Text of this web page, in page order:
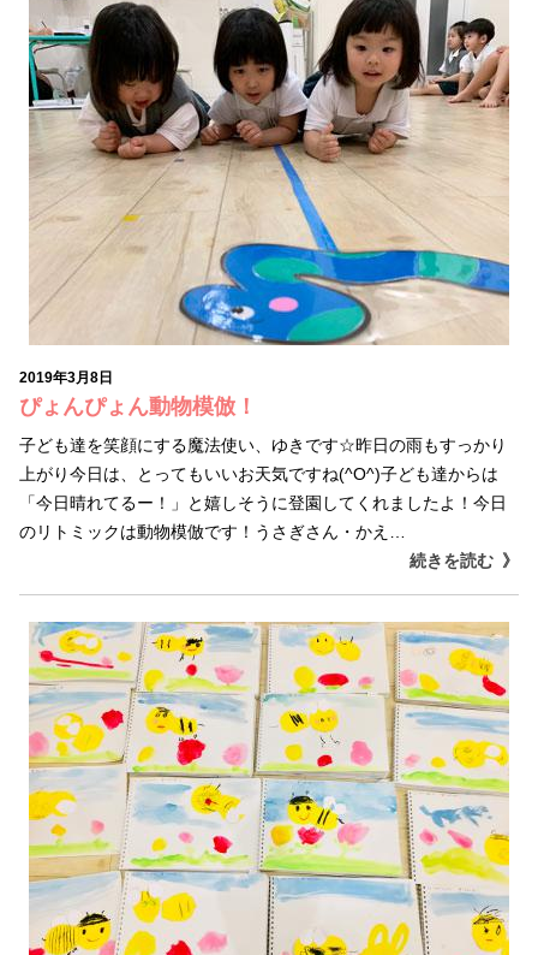
2019年3月8日
ぴょんぴょん動物模倣！
子ども達を笑顔にする魔法使い、ゆきです☆昨日の雨もすっかり
上がり今日は、とってもいいお天気ですね(^O^)子ども達からは
「今日晴れてるー！」と嬉しそうに登園してくれましたよ！今日
のリトミックは動物模倣です！うさぎさん・かえ…
続きを読む